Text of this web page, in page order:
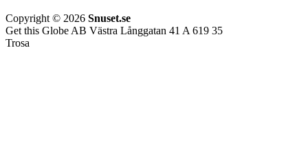
Copyright © 2026 Snuset.se
Get this Globe AB Västra Långgatan 41 A 619 35
Trosa